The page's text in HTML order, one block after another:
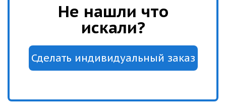
Не нашли что
искали?